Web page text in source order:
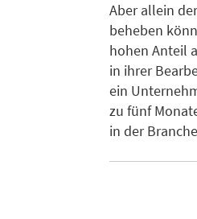
Aber allein
beheben
hohen Anteil
in ihrer
ein
zu fünf
in der